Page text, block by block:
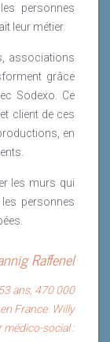
personnes
leur métier.
associations
grâce
Sodexo. Ce
client de ces
en
les murs qui
personnes
Raffenel
ans, 470 000
France. Willy
médico-social :